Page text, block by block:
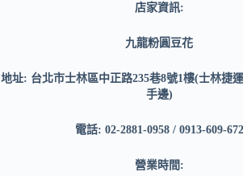
店家資訊:
九龍粉圓豆花
地址: 台北市士林區中正路235巷8號1樓(士林捷
手邊)
電話: 02-2881-0958 / 0913-609-672
營業時間: